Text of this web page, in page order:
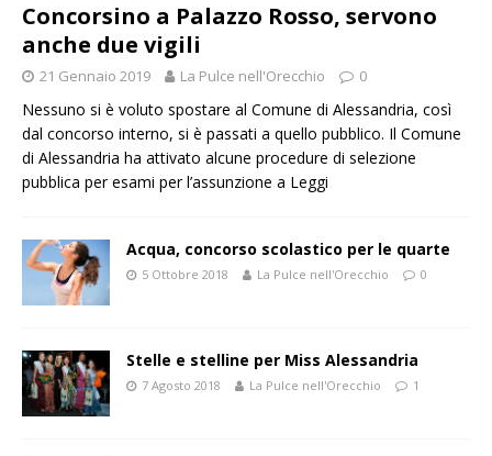
Concorsino a Palazzo Rosso, servono
anche due vigili
21 Gennaio 2019 La Pulce nell'Orecchio 0
Nessuno si è voluto spostare al Comune di Alessandria, così
dal concorso interno, si è passati a quello pubblico. Il Comune
di Alessandria ha attivato alcune procedure di selezione
pubblica per esami per l’assunzione a Leggi
Acqua, concorso scolastico per le quarte
5 Ottobre 2018 La Pulce nell'Orecchio 0
Stelle e stelline per Miss Alessandria
7 Agosto 2018 La Pulce nell'Orecchio 1